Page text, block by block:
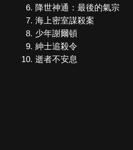
降世神通：最後的氣宗
海上密室謀殺案
少年謝爾頓
紳士追殺令
逝者不安息